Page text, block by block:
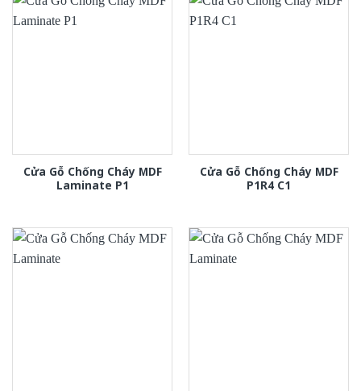
Cửa Gỗ Chống Cháy MDF
Laminate P1
Cửa Gỗ Chống Cháy MDF
P1R4 C1